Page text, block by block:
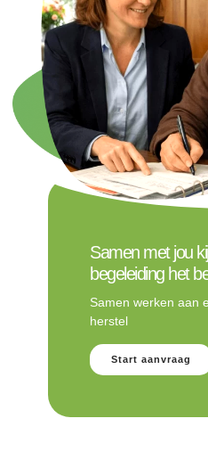
Samen met jou
begeleiding het
Samen werken aan
herstel
Start aanvraag